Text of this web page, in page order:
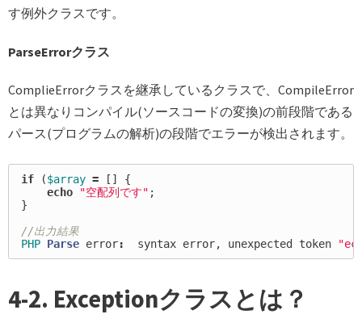
す例外クラスです。
ParseErrorクラス
ComplieErrorクラスを継承しているクラスで、CompileError
とは異なりコンパイル(ソースコードの変換)の前段階である
パース(プログラムの解析)の段階でエラーが検出されます。
if ($array = []
{
echo
"空配列です" ;
}
//出力結果
PHP Parse error: syntax error, unexpected token
4-2. Exceptionクラスとは？